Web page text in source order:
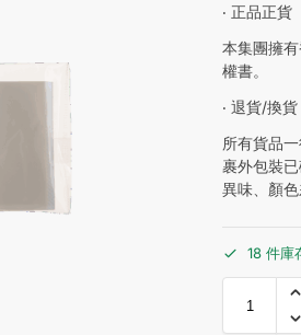
‧ 正品正貨
本集團擁
權書。
‧ 退貨/換貨
所有貨品
裹外包裝
異味、顏
18 件庫